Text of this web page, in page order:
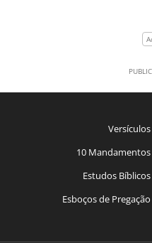
Versículos
10 Mandamentos
Estudos Bíblicos
Esboços de Pregação